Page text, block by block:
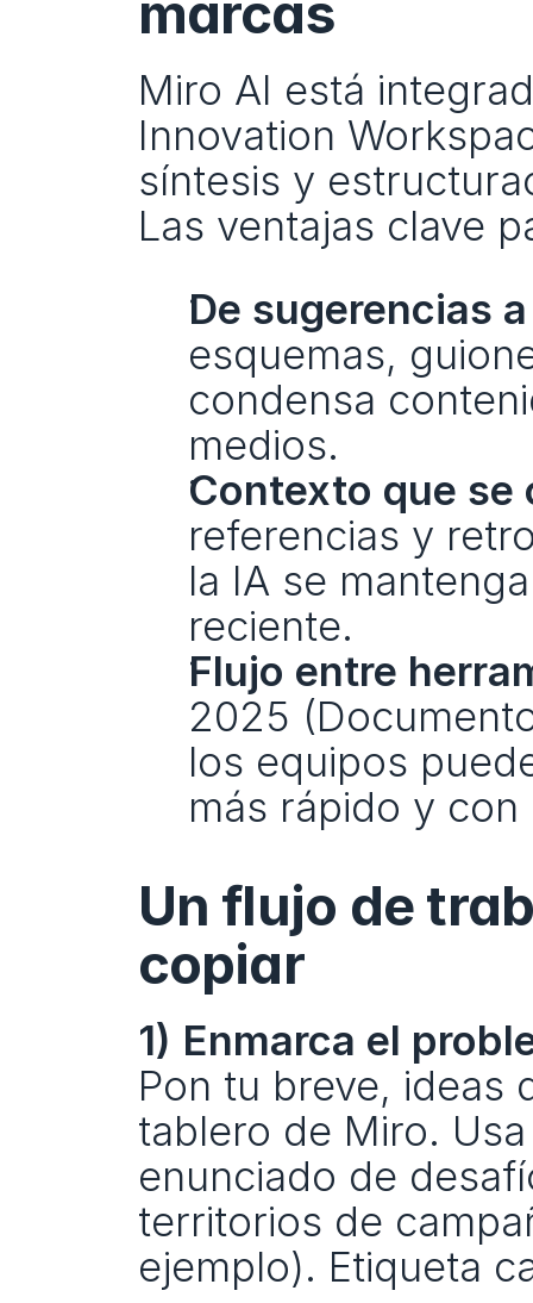
marcas
Miro AI está
Innovation
síntesis y
Las ventajas clave
De sugerencias
esquemas,
condensa
medios.
Contexto que se
referencias y
la IA se
reciente.
Flujo entre
2025
los equipos
más rápido y
Un flujo de
copiar
1) Enmarca el
Pon tu breve, ideas
tablero de Miro.
enunciado de
territorios de
ejemplo). Etiqueta